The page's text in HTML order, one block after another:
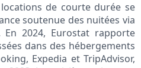
de courte durée se
soutenue des nuitées via
2024, Eurostat rapporte
dans des hébergements
Expedia et TripAdvisor,